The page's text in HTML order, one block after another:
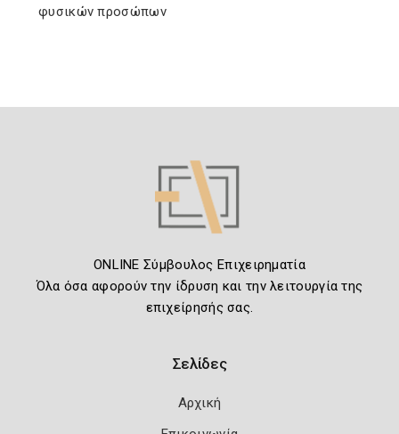
φυσικών προσώπων
ONLINE Σύμβουλος Επιχειρηματία
Όλα όσα αφορούν την ίδρυση και την λειτουργία της
επιχείρησής σας.
Σελίδες
Αρχική